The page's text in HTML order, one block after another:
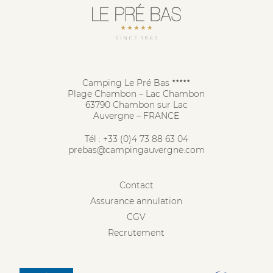
Camping Le Pré Bas ★★★★★
Plage Chambon – Lac Chambon
63790 Chambon sur Lac
Auvergne – FRANCE
Tél : +33 (0)4 73 88 63 04
prebas@campingauvergne.com
Contact
Assurance annulation
CGV
Recrutement